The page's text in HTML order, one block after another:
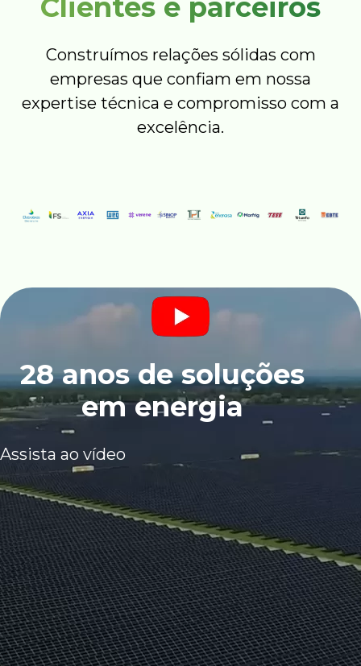
Clientes e parceiros
Construímos relações sólidas com
empresas que confiam em nossa
expertise técnica e compromisso com a
excelência.
28 anos de soluções
em energia
Assista ao vídeo